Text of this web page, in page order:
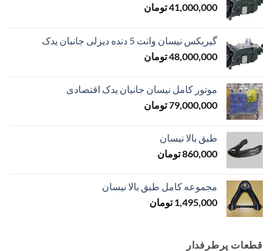
41,000,000تومان
گیربکس نیسان وانت 5 دنده دیزلی جانبان یدک
48,000,000تومان
موتور کامل نیسان جانبان یدک اقتصادی
79,000,000تومان
طبق بالا نیسان
860,000تومان
مجموعه کامل طبق بالا نیسان
1,495,000 تومان
قطعات پرطرفدار